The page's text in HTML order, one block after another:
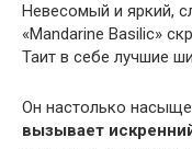
Невесомый и яркий,
«Mandarine Basilic»
Таит в себе лучшие
Он настолько
вызывает